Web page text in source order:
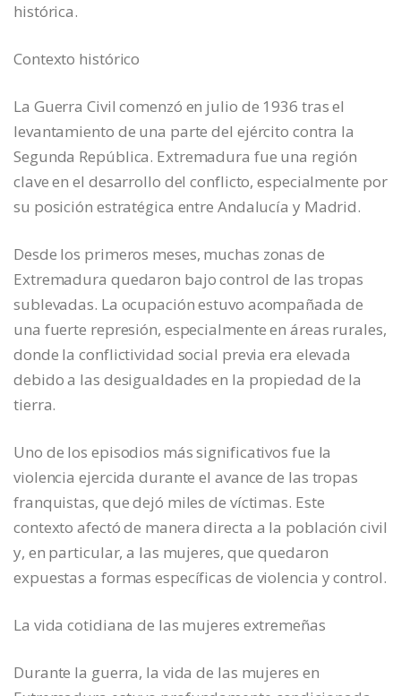
histórica.
Contexto histórico
La Guerra Civil comenzó en julio de 1936 tras el
levantamiento de una parte del ejército contra la
Segunda República. Extremadura fue una región
clave en el desarrollo del conflicto, especialmente por
su posición estratégica entre Andalucía y Madrid.
Desde los primeros meses, muchas zonas de
Extremadura quedaron bajo control de las tropas
sublevadas. La ocupación estuvo acompañada de
una fuerte represión, especialmente en áreas rurales,
donde la conflictividad social previa era elevada
debido a las desigualdades en la propiedad de la
tierra.
Uno de los episodios más significativos fue la
violencia ejercida durante el avance de las tropas
franquistas, que dejó miles de víctimas. Este
contexto afectó de manera directa a la población civil
y, en particular, a las mujeres, que quedaron
expuestas a formas específicas de violencia y control.
La vida cotidiana de las mujeres extremeñas
Durante la guerra, la vida de las mujeres en